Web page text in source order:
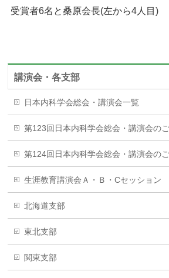
受賞者6名と桑原会長(左から4人目)
講演会・各支部
日本内科学会総会・講演会一覧
第123回日本内科学会総会・講演会の
第124回日本内科学会総会・講演会の
生涯教育講演会Ａ・Ｂ・Cセッション
北海道支部
東北支部
関東支部